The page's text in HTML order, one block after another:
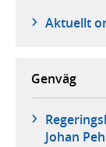
Aktuellt
Genväg
Johan